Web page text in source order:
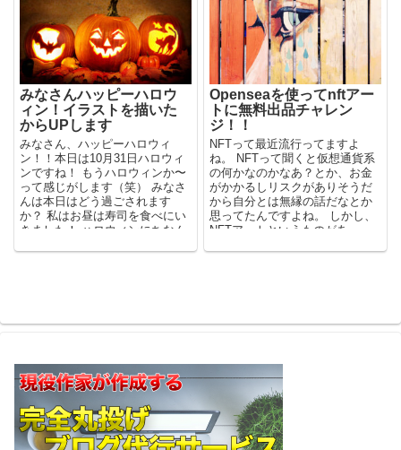
みなさんハッピーハロウ
ィン！イラストを描いた
からUPします
みなさん、ハッピーハロウィ
ン！！本日は10月31日ハロウィ
ンですね！ もうハロウィンか〜
って感じがします（笑） みなさ
んは本日はどう過ごされます
か？ 私はお昼は寿司を食べにい
きました！ ハロウィンにちなん
Openseaを使ってnftアー
トに無料出品チャレン
ジ！！
NFTって最近流行ってますよ
ね。 NFTって聞くと仮想通貨系
の何かなのかなあ？とか、お金
がかかるしリスクがありそうだ
から自分とは無縁の話だなとか
思ってたんですよね。 しかし、
NFTアートというものがあっ